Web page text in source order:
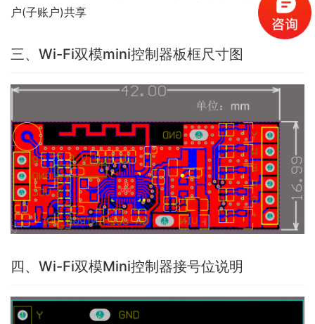
户(子账户)共享
三、Wi-Fi双模mini控制器板框尺寸图
四、Wi-Fi双模Mini控制器接号位说明